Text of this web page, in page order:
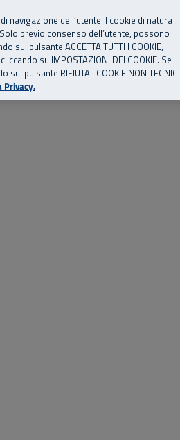
Risorse utili Supporto
navigazione dell’utente. I cookie di natura
previo consenso dell’utente, possono
pulsante ACCETTA TUTTI I COOKIE,
su IMPOSTAZIONI DEI COOKIE. Se
pulsante RIFIUTA I COOKIE NON TECNICI
Privacy.